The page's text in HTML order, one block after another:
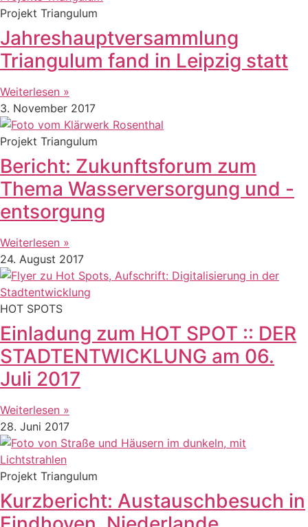
Projekt Triangulum
Jahreshauptversammlung
Triangulum fand in Leipzig statt
Weiterlesen »
3. November 2017
Projekt Triangulum
Bericht: Zukunftsforum zum
Thema Wasserversorgung und -
entsorgung
Weiterlesen »
24. August 2017
HOT SPOTS
Einladung zum HOT SPOT :: DER
STADTENTWICKLUNG am 06.
Juli 2017
Weiterlesen »
28. Juni 2017
Projekt Triangulum
Kurzbericht: Austauschbesuch in